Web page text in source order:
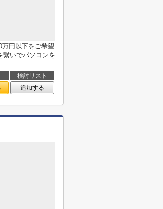
円以下をご希望
繋いでパソコンを
検討リスト
追加する